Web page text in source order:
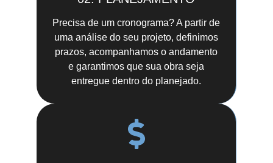
Precisa de um cronograma? A partir de
uma análise do seu projeto, definimos
prazos, acompanhamos o andamento
e garantimos que sua obra seja
entregue dentro do planejado.